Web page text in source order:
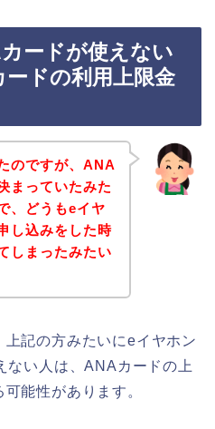
ードが使えない
ドの利用上限金
のですが、ANA
まっていたみた
、どうもeイヤ
し込みをした時
しまったみたい
記の方みたいにeイヤホン
ない人は、ANAカードの上
能性があります。